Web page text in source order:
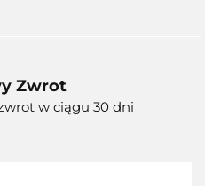
Zwrot
w ciągu 30 dni